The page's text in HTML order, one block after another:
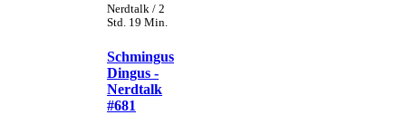
Nerdtalk / 2
Std. 19 Min.
Schmingus
Dingus -
Nerdtalk
#681